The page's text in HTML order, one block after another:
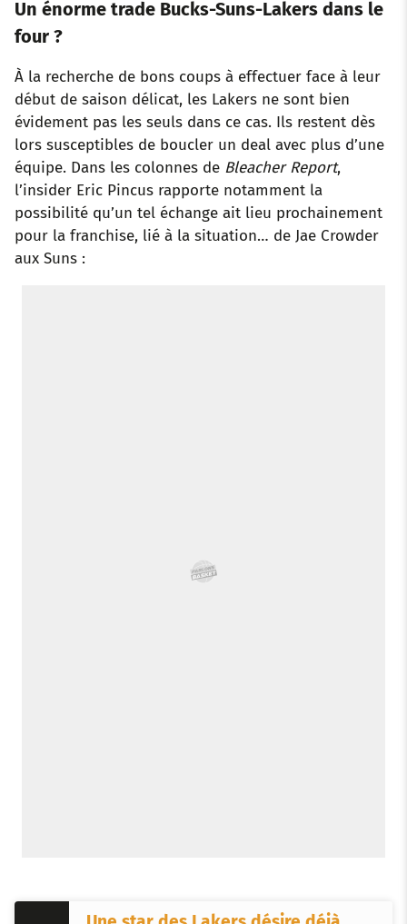
Un énorme trade Bucks-Suns-Lakers dans le
four ?
À la recherche de bons coups à effectuer face à leur
début de saison délicat, les Lakers ne sont bien
évidement pas les seuls dans ce cas. Ils restent dès
lors susceptibles de boucler un deal avec plus d’une
équipe. Dans les colonnes de Bleacher Report,
l’insider Eric Pincus rapporte notamment la
possibilité qu’un tel échange ait lieu prochainement
pour la franchise, lié à la situation… de Jae Crowder
aux Suns :